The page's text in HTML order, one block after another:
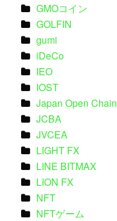
GMOコイン
GOLFIN
gumi
iDeCo
IEO
IOST
Japan Open Chain
JCBA
JVCEA
LIGHT FX
LINE BITMAX
LION FX
NFT
NFTゲーム